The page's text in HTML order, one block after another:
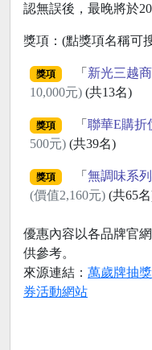
認無誤後，最晚將於
獎項：(點獎項名稱可
獎項 「 新光三越
10,000元) (共13名)
獎項 「 聯華E購折
500元) (共39名)
獎項 「 無調味系
(價值2,160元) (共65
優惠內容以各品牌官
供參考。
來源連結： 萬歲牌抽
券活動網站